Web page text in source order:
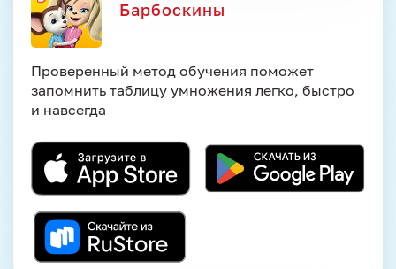
Барбоскины
Проверенный метод обучения поможет
запомнить таблицу умножения легко, быстро
и навсегда